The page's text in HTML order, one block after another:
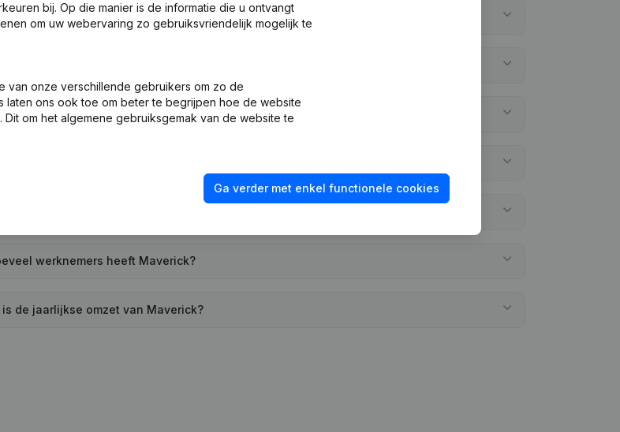
is het btw-nummer van Maverick?
werd Maverick opgericht?
werknemers heeft Maverick?
is de jaarlijkse omzet van Maverick?
bij. Op die manier is de informatie die u ontvangt
om uw webervaring zo gebruiksvriendelijk mogelijk te
van onze verschillende gebruikers om zo de
ons ook toe om beter te begrijpen hoe de website
om het algemene gebruiksgemak van de website te
Ga verder met enkel functionele cookies